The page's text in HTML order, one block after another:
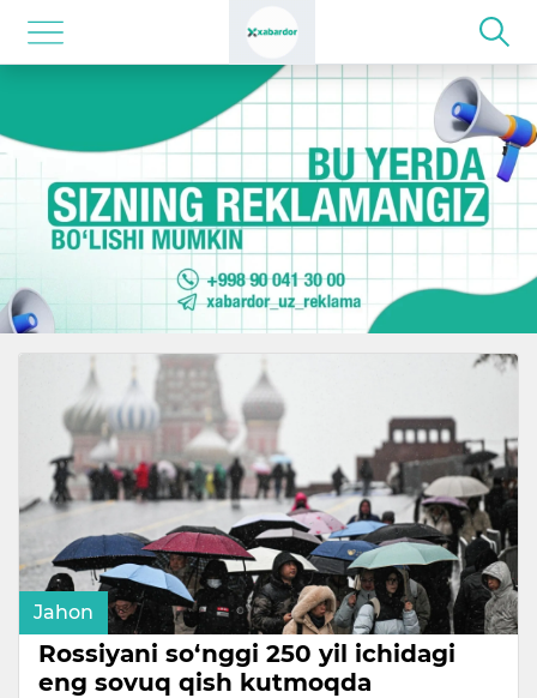
Jahon
Rossiyani so‘nggi 250 yil ichidagi
eng sovuq qish kutmoqda